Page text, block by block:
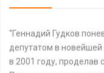
"Геннадий Гудков
депутатом в новейшей
в 2001 году, проделав